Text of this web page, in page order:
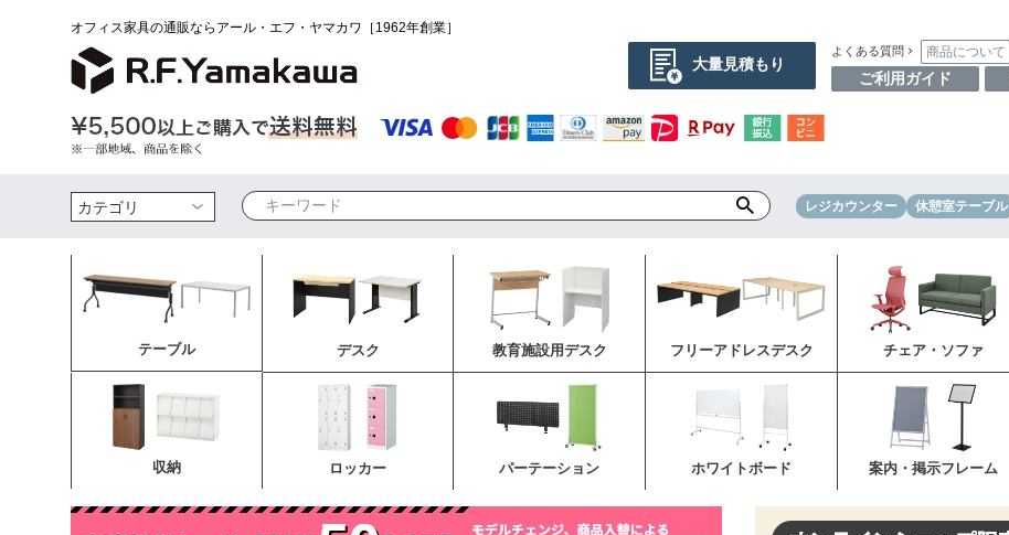
オフィス家具の通販ならアール・エフ・ヤマカワ［1962年創業］
大量見積もり
よくある質問 商品について
ご利用ガイド
検索 レジカウンター 休憩室テーブル
テーブル デスク 教育施設用デスク フリーアドレスデスク チェア・ソファ
収納 ロッカー パーテーション ホワイトボード 案内・掲示フレーム